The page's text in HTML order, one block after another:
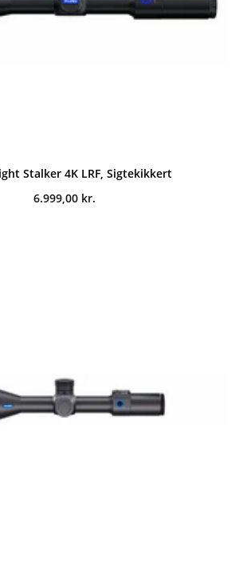
Stalker 4K LRF, Sigtekikkert
6.999,00 kr.